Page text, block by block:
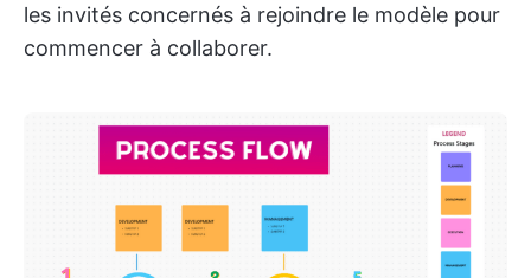
les invités concernés à rejoindre le modèle pour
commencer à collaborer.